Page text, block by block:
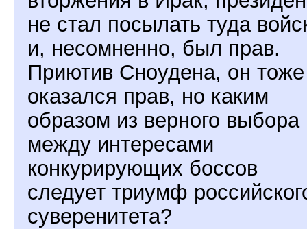
не стал посылать туда
и, несомненно, был прав.
Приютив Сноудена, он тоже
оказался прав, но каким
образом из верного выбора
между интересами
конкурирующих боссов
следует триумф
суверенитета?